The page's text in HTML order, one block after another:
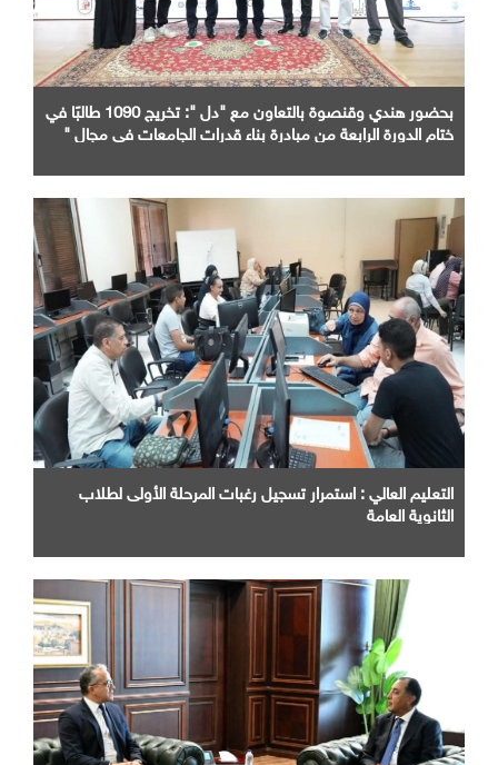
بحضور هندي وقنصوة بالتعاون مع "دل ": تخريج 1090 طالبًا في
ختام الدورة الرابعة من مبادرة بناء قدرات الجامعات في مجال "
التعليم العالي : استمرار تسجيل رغبات المرحلة الأولى لطلاب
الثانوية العامة